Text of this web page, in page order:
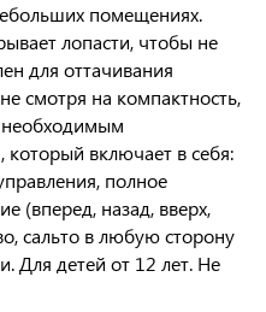
помещениях.
лопасти, чтобы не
для оттачивания
смотря на компактность,
необходимым
включает в себя:
полное
(вперед, назад, вверх,
сальто в любую сторону
Для детей от 12 лет. Не